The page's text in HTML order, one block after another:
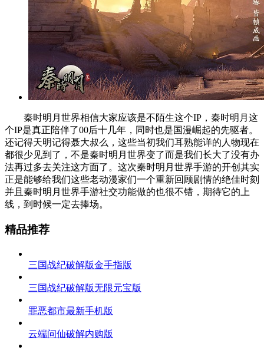
秦时明月世界相信大家应该是不陌生这个IP，秦时明月这
个IP是真正陪伴了00后十几年，同时也是国漫崛起的先驱者。
还记得天明记得聂大叔么，这些当初我们耳熟能详的人物现在
都很少见到了，不是秦时明月世界变了而是我们长大了没有办
法再过多去关注这方面了。这次秦时明月世界手游的开创其实
正是能够给我们这些老动漫家们一个重新回顾剧情的绝佳时刻
并且秦时明月世界手游社交功能做的也很不错，期待它的上
线，到时候一定去捧场。
精品推荐
三国战纪破解版金手指版
三国战纪破解版无限元宝版
罪恶都市最新手机版
云端问仙破解内购版